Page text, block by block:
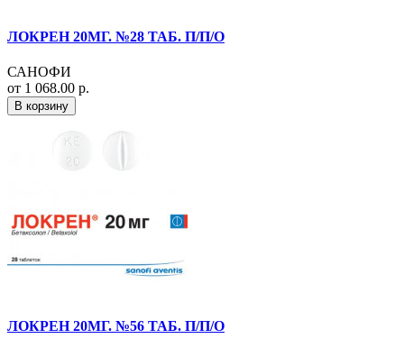
ЛОКРЕН 20МГ. №28 ТАБ. П/П/О
САНОФИ
от 1 068.00 р.
В корзину
ЛОКРЕН 20МГ. №56 ТАБ. П/П/О